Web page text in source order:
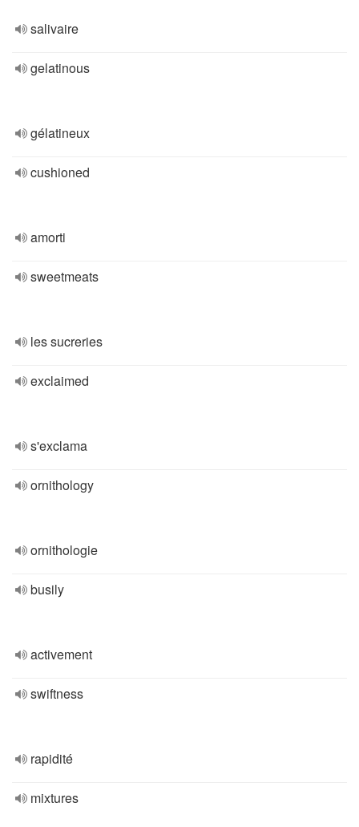
salivaire
gelatinous
gélatineux
cushioned
amorti
sweetmeats
les sucreries
exclaimed
s'exclama
ornithology
ornithologie
busily
activement
swiftness
rapidité
mixtures